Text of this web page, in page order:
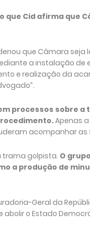
que Cid afirma que
que Câmara seja
a instalação
e realização da
processos sobre
Apenas
acompanhar as
trama golpista. O
a produção de
Geral da
o Estado